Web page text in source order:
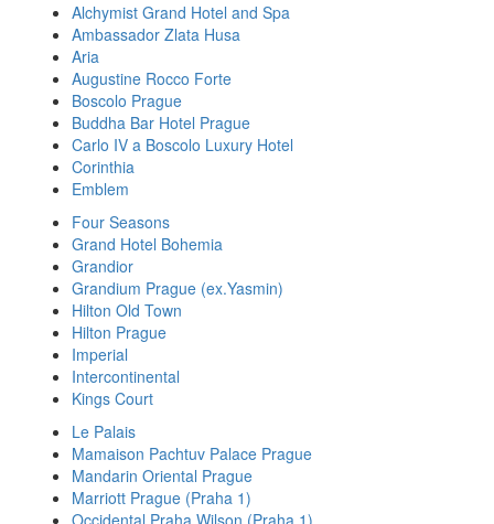
Alchymist Grand Hotel and Spa
Ambassador Zlata Husa
Aria
Augustine Rocco Forte
Boscolo Prague
Buddha Bar Hotel Prague
Carlo IV a Boscolo Luxury Hotel
Corinthia
Emblem
Four Seasons
Grand Hotel Bohemia
Grandior
Grandium Prague (ex.Yasmin)
Hilton Old Town
Hilton Prague
Imperial
Intercontinental
Kings Court
Le Palais
Mamaison Pachtuv Palace Prague
Mandarin Oriental Prague
Marriott Prague (Praha 1)
Occidental Praha Wilson (Praha 1)